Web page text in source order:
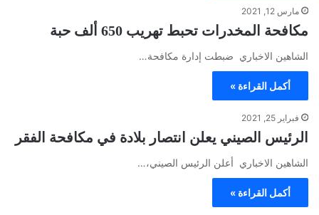
مارس 12, 2021
مكافحة المخدرات تحبط تهريب 650 ألف حبة
الشاهين الاخباري ضبطت إدارة مكافحة…
أكمل القراءة »
فبراير 25, 2021
الرئيس الصيني يعلن انتصار بلادة في مكافحة الفقر
الشاهين الاخباري أعلن الرئيس الصيني،…
أكمل القراءة »